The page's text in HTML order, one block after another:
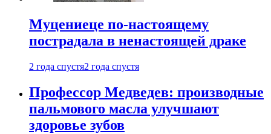
Муцениеце по-настоящему
пострадала в ненастоящей драке
2 года спустя2 года спустя
Профессор Медведев: производные
пальмового масла улучшают
здоровье зубов